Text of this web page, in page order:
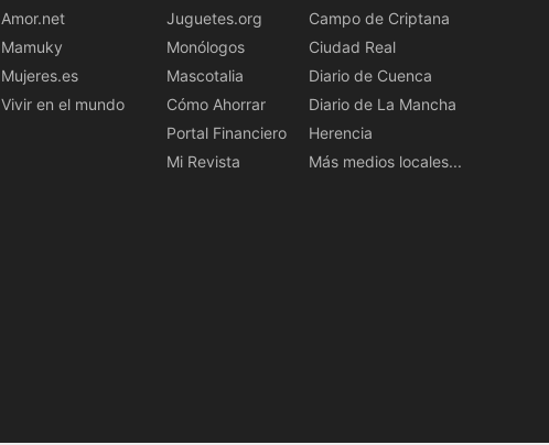
Amor.net
Mamuky
Mujeres.es
Vivir en el mundo
Juguetes.org
Monólogos
Mascotalia
Cómo Ahorrar
Portal Financiero
Mi Revista
Campo de Criptana
Ciudad Real
Diario de Cuenca
Diario de La Mancha
Herencia
Más medios locales...